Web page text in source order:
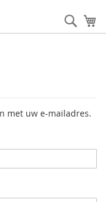
Zoek
met uw e-mailadres.